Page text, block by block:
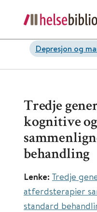
Depresjon og
Tredje
kognitive
behandling
Lenke: Tredje
atferdsterapier
standard